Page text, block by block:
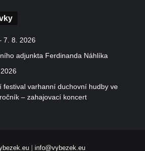
7. 8. 2026
adjunkta Ferdinanda Náhlíka
festival varhanní duchovní hudby ve
– zahajovací koncert
| info@vybezek.eu